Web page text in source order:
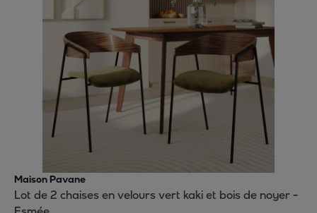
Maison Pavane
Lot de 2 chaises en velours vert kaki et bois de noyer -